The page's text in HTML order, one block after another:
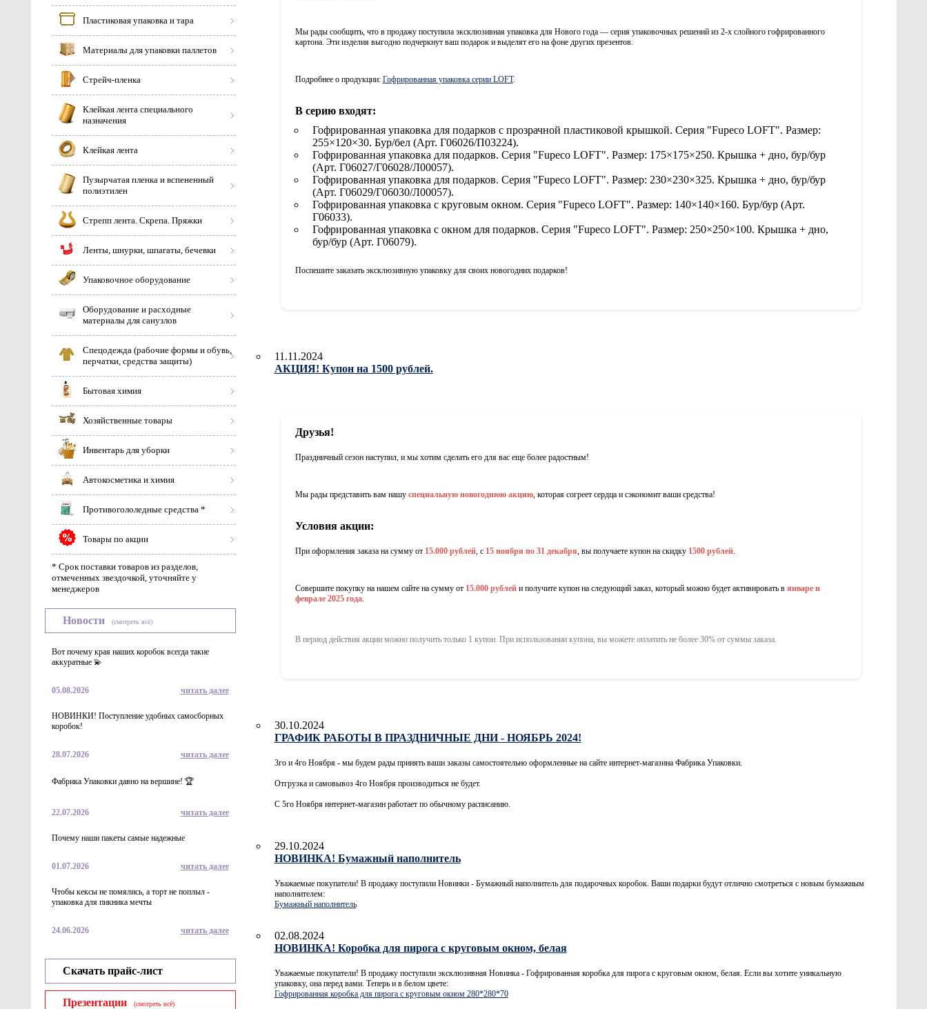
Пластиковая упаковка и тара
Материалы для упаковки паллетов
Стрейч-пленка
Клейкая лента специального
назначения
Клейкая лента
Пузырчатая пленка и вспененный
полиэтилен
Стрепп лента. Скрепа. Пряжки
Ленты, шнурки, шпагаты, бечевки
Упаковочное оборудование
Оборудование и расходные
материалы для санузлов
Спецодежда (рабочие формы и обувь,
перчатки, средства защиты)
Бытовая химия
Хозяйственные товары
Инвентарь для уборки
Автокосметика и химия
Противогололедные средства *
Товары по акции
* Срок поставки товаров из разделов,
отмеченных звездочкой, уточняйте у
менеджеров
Новости (смотреть всё)
Вот почему края наших коробок всегда такие
аккуратные 💫
05.08.2026 читать далее
НОВИНКИ! Поступление удобных самосборных
коробок!
28.07.2026 читать далее
Фабрика Упаковки давно на вершине! 🏆
22.07.2026 читать далее
Почему наши пакеты самые надежные
01.07.2026 читать далее
Чтобы кексы не помялись, а торт не поплыл -
упаковка для пикника мечты
24.06.2026 читать далее
Скачать прайс-лист
Презентации (смотреть всё)
Мы рады сообщить, что в продажу поступила эксклюзивная упаковка для Нового года — серия упаковочных решений из 2-х слойного гофрированного
картона. Эти изделия выгодно подчеркнут ваш подарок и выделят его на фоне других презентов.
Подробнее о продукции: Гофрированная упаковка серии LOFT.
В серию входят:
Гофрированная упаковка для подарков с прозрачной пластиковой крышкой. Серия "Fupeco LOFT". Размер:
255×120×30. Бур/бел (Арт. Г06026/П03224).
Гофрированная упаковка для подарков. Серия "Fupeco LOFT". Размер: 175×175×250. Крышка + дно, бур/бур
(Арт. Г06027/Г06028/Л00057).
Гофрированная упаковка для подарков. Серия "Fupeco LOFT". Размер: 230×230×325. Крышка + дно, бур/бур
(Арт. Г06029/Г06030/Л00057).
Гофрированная упаковка с круговым окном. Серия "Fupeco LOFT". Размер: 140×140×160. Бур/бур (Арт.
Г06033).
Гофрированная упаковка с окном для подарков. Серия "Fupeco LOFT". Размер: 250×250×100. Крышка + дно,
бур/бур (Арт. Г06079).
Поспешите заказать эксклюзивную упаковку для своих новогодних подарков!
11.11.2024
АКЦИЯ! Купон на 1500 рублей.
Друзья!
Праздничный сезон наступил, и мы хотим сделать его для вас еще более радостным!
Мы рады представить вам нашу специальную новогоднюю акцию, которая согреет сердца и сэкономит ваши средства!
Условия акции:
При оформления заказа на сумму от 15.000 рублей, с 15 ноября по 31 декабря, вы получаете купон на скидку 1500 рублей.
Совершите покупку на нашем сайте на сумму от 15.000 рублейи получите купон на следующий заказ, который можно будет активировать в январе и
феврале 2025 года.
В период действия акции можно получить только 1 купон. При использовании купона, вы можете оплатить не более 30% от суммы заказа.
30.10.2024
ГРАФИК РАБОТЫ В ПРАЗДНИЧНЫЕ ДНИ - НОЯБРЬ 2024!
3го и 4го Ноября - мы будем рады принять ваши заказы самостоятельно оформленные на сайте интернет-магазина Фабрика Упаковки.
Отгрузка и самовывоз 4го Ноября производиться не будет.
С 5го Ноября интернет-магазин работает по обычному расписанию.
29.10.2024
НОВИНКА! Бумажный наполнитель
Уважаемые покупатели! В продажу поступили Новинки - Бумажный наполнитель для подарочных коробок. Ваши подарки будут отлично смотреться с новым бумажным
наполнителем:
Бумажный наполнитель
02.08.2024
НОВИНКА! Коробка для пирога с круговым окном, белая
Уважаемые покупатели! В продажу поступили эксклюзивная Новинка - Гофрированная коробка для пирога с круговым окном, белая. Если вы хотите уникальную
упаковку, она перед вами. Теперь и в белом цвете:
Гофрированная коробка для пирога с круговым окном 280*280*70